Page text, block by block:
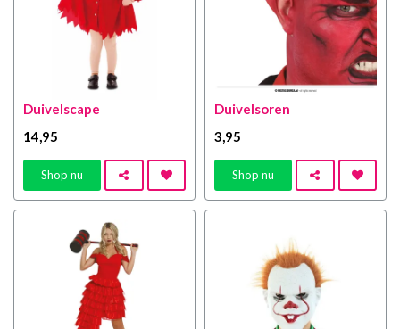
Duivelscape
14 ,95
Shop nu
Duivelsoren
3 ,95
Shop nu